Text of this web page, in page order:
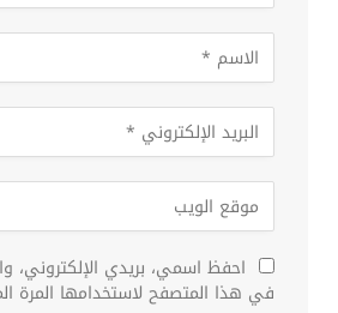
احفظ اسمي، بريدي الإلكتروني،
في هذا المتصفح لاستخدامها المرة